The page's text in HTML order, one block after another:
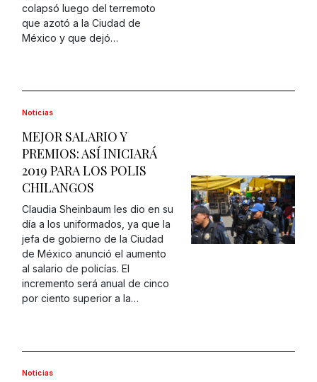
colapsó luego del terremoto
que azotó a la Ciudad de
México y que dejó…
Noticias
MEJOR SALARIO Y
PREMIOS: ASÍ INICIARÁ
2019 PARA LOS POLIS
CHILANGOS
Claudia Sheinbaum les dio en su
día a los uniformados, ya que la
jefa de gobierno de la Ciudad
de México anunció el aumento
al salario de policías. El
incremento será anual de cinco
por ciento superior a la…
Noticias